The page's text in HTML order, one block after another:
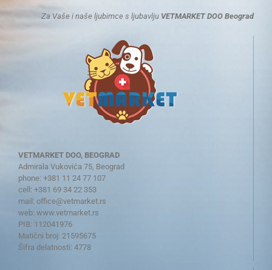
Za Vaše i naše ljubimce s ljubavlju VETMARKET DOO Beograd
VETMARKET DOO, BEOGRAD
Admirala Vukovića 75, Beograd
phone: +381 11 24 77 107
cell: +381 69 34 22 353
mail: office@vetmarket.rs
web: www.vetmarket.rs
PIB: 112041976
Matični broj: 21595675
Šifra delatnosti: 4778